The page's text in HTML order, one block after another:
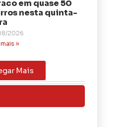
em quase 50
nesta quinta-
2026
»
Mais